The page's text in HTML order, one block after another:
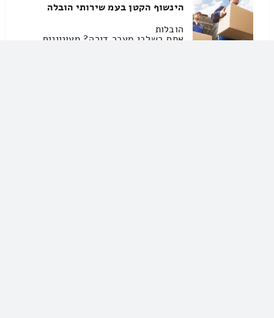
הינשוף הקטן בעמ שירותי הובלה
הובלות
אתם בשלבי מעבר דירה? מעוניינים